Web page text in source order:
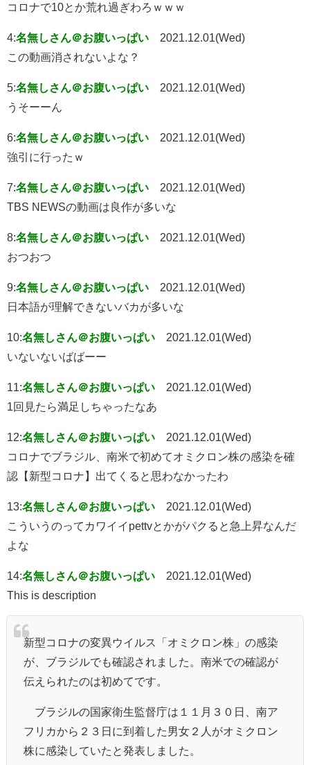
コロナで10とか荒れ過ぎわろｗｗｗ
4:名無しさん＠お腹いっぱい
2021.12.01(Wed)
この動画消されないよな？
5:名無しさん＠お腹いっぱい
2021.12.01(Wed)
うそーーん
6:名無しさん＠お腹いっぱい
2021.12.01(Wed)
強引に行ったｗ
7:名無しさん＠お腹いっぱい
2021.12.01(Wed)
TBS NEWSの動画は良作が多いな
8:名無しさん＠お腹いっぱい
2021.12.01(Wed)
おつおつ
9:名無しさん＠お腹いっぱい
2021.12.01(Wed)
日本語が理解できないバカが多いな
10:名無しさん＠お腹いっぱい
2021.12.01(Wed)
いないないばばーー
11:名無しさん＠お腹いっぱい
2021.12.01(Wed)
1回見たら満足しちゃったなあ
12:名無しさん＠お腹いっぱい
2021.12.01(Wed)
コロナでブラジル、南米で初めてオミクロン株の感染を確
認【新型コロナ】出てくると思わなかったわ
13:名無しさん＠お腹いっぱい
2021.12.01(Wed)
こういうのってカワイイpettvとかがパクると急上昇なんだ
よな
14:名無しさん＠お腹いっぱい
2021.12.01(Wed)
This is description
新型コロナの変異ウイルス「オミクロン株」の感染
が、ブラジルでも確認されました。南米での確認が
伝えられたのは初めてです。
ブラジルの国家衛生監督庁は１１月３０日、南ア
フリカから２３日に到着した男女２人がオミクロン
株に感染していたと発表しました。